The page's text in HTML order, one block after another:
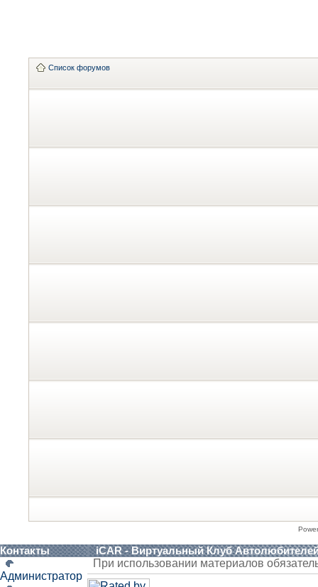
Список форумов
Контакты iCAR - Виртуальный Клуб
Администратор
При использовании материалов